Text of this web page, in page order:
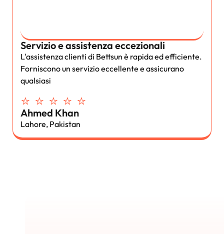
Servizio e assistenza eccezionali
L'assistenza clienti di Bettsun è rapida ed efficiente.
Forniscono un servizio eccellente e assicurano
qualsiasi
⭐ ⭐ ⭐ ⭐ ⭐
Ahmed Khan
Lahore, Pakistan